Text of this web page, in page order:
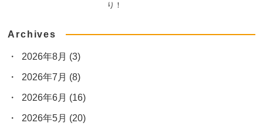
り！
Archives
2026年8月 (3)
2026年7月 (8)
2026年6月 (16)
2026年5月 (20)